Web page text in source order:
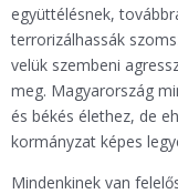
együttélésnek,
terrorizálhassák
velük szembeni
meg. Magyarország
és békés élethez, de
kormányzat képes
Mindenkinek van